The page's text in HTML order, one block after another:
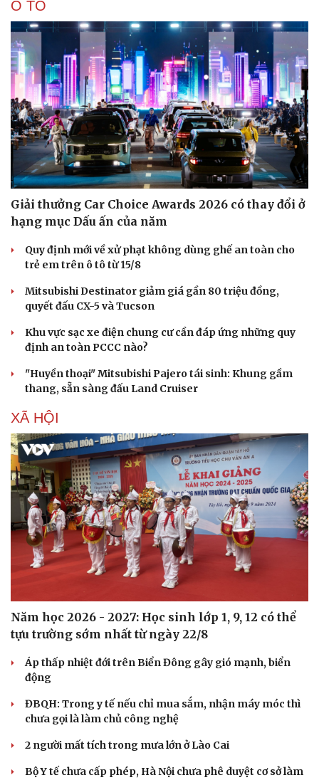
Dinh dưỡng - món ngon
Cây thuốc
Nhà đẹp
Ô TÔ
Giải thưởng Car Choice Awards 2026 có thay đổi ở
hạng mục Dấu ấn của năm
Quy định mới về xử phạt không dùng ghế an toàn cho
trẻ em trên ô tô từ 15/8
Mitsubishi Destinator giảm giá gần 80 triệu đồng,
quyết đấu CX-5 và Tucson
Khu vực sạc xe điện chung cư cần đáp ứng những quy
định an toàn PCCC nào?
"Huyền thoại" Mitsubishi Pajero tái sinh: Khung gầm
thang, sẵn sàng đấu Land Cruiser
XÃ HỘI
Năm học 2026 - 2027: Học sinh lớp 1, 9, 12 có thể
tựu trường sớm nhất từ ngày 22/8
Áp thấp nhiệt đới trên Biển Đông gây gió mạnh, biển
động
ĐBQH: Trong y tế nếu chỉ mua sắm, nhận máy móc thì
chưa gọi là làm chủ công nghệ
2 người mất tích trong mưa lớn ở Lào Cai
Bộ Y tế chưa cấp phép, Hà Nội chưa phê duyệt cơ sở làm